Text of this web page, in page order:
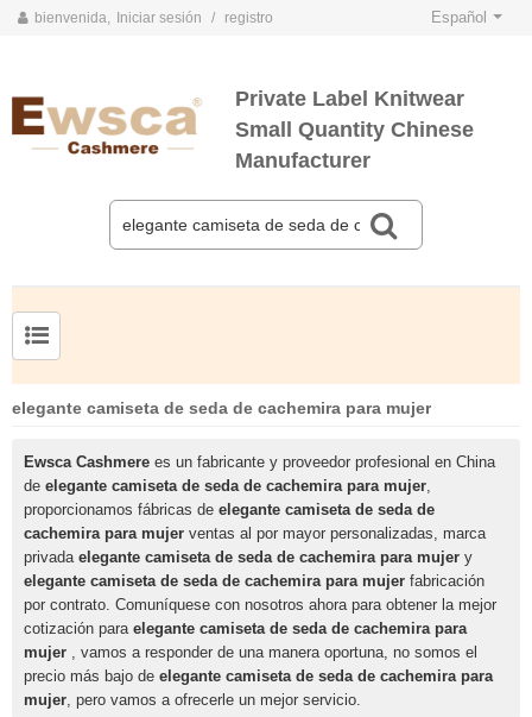
bienvenida, Iniciar sesión / registro Español
Private Label Knitwear
Small Quantity Chinese
Manufacturer
elegante camiseta de seda de cachemira para mujer
Ewsca Cashmere es un fabricante y proveedor profesional en China
de elegante camiseta de seda de cachemira para mujer,
proporcionamos fábricas de elegante camiseta de seda de
cachemira para mujer ventas al por mayor personalizadas, marca
privada elegante camiseta de seda de cachemira para mujer y
elegante camiseta de seda de cachemira para mujer fabricación
por contrato. Comuníquese con nosotros ahora para obtener la mejor
cotización para elegante camiseta de seda de cachemira para
mujer , vamos a responder de una manera oportuna, no somos el
precio más bajo de elegante camiseta de seda de cachemira para
mujer, pero vamos a ofrecerle un mejor servicio.